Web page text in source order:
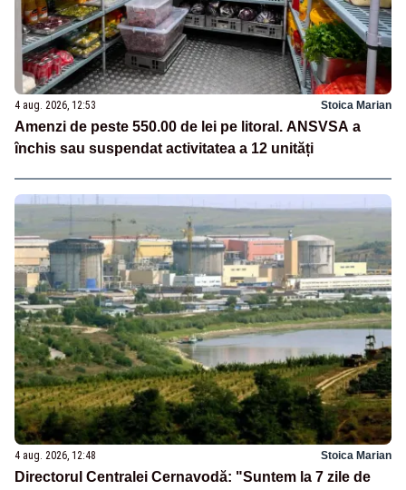
4 aug. 2026, 12:53 Stoica Marian
Amenzi de peste 550.00 de lei pe litoral. ANSVSA a
închis sau suspendat activitatea a 12 unități
4 aug. 2026, 12:48 Stoica Marian
Directorul Centralei Cernavodă: "Suntem la 7 zile de